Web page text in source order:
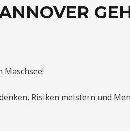
Risiken meistern und